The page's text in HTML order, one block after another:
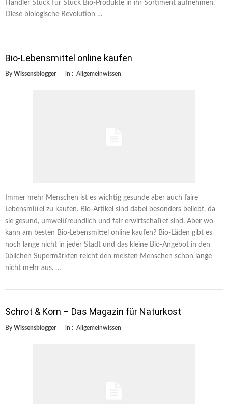
Händler Stück für Stück Bio-Produkte in ihr Sortiment aufnehmen.
Diese biologische Revolution …
Bio-Lebensmittel online kaufen
By Wissensblogger in : Allgemeinwissen
Immer mehr Menschen ist es wichtig gesunde aber auch faire
Lebensmittel zu kaufen. Bio-Artikel sind dabei besonders beliebt, da
sie gesund, umweltfreundlich und fair erwirtschaftet sind. Aber wo
kann am besten Bio-Lebensmittel online kaufen? Bio-Läden gibt es
noch lange nicht in jeder Stadt und das kleine Bio-Angebot in den
üblichen Supermärkten reicht den meisten Menschen schon lange
nicht mehr aus. …
Schrot & Korn – Das Magazin für Naturkost
By Wissensblogger in : Allgemeinwissen